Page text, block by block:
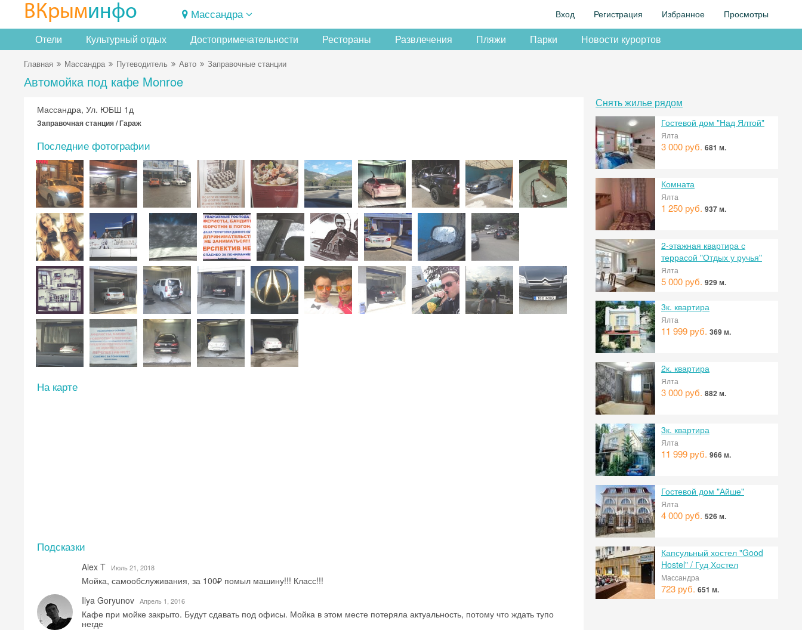
ВКрыминфо Массандра Вход Регистрация Избранное Просмотры
Отели Культурный отдых Достопримечательности Рестораны Развлечения Пляжи Парки Новости курортов
Главная Массандра Путеводитель Авто Заправочные станции
Автомойка под кафе Monroe
Массандра, Ул. ЮБШ 1д
Заправочная станция / Гараж
Последние фотографии
На карте
Подсказки
Alex T Июль 21, 2018
Мойка, самообслуживания, за 100₽ помыл машину!!! Класс!!!
Ilya Goryunov Aпрель 1, 2016
Кафе при мойке закрыто. Будут сдавать под офисы. Мойка в этом месте потеряла актуальность, потому что ждать тупо
негде
Снять жилье рядом
Гостевой дом "Над Ялтой"
Ялта
3 000 руб. 681 м.
Комната
Ялта
1 250 руб. 937 м.
2-этажная квартира с
террасой "Отдых у ручья"
Ялта
5 000 руб. 929 м.
3к. квартира
Ялта
11 999 руб. 369 м.
2к. квартира
Ялта
3 000 руб. 882 м.
3к. квартира
Ялта
11 999 руб. 966 м.
Гостевой дом "Айше"
Ялта
4 000 руб. 526 м.
Капсульный хостел "Good
Hostel" / Гуд Хостел
Массандра
723 руб. 651 м.
Получить промокод